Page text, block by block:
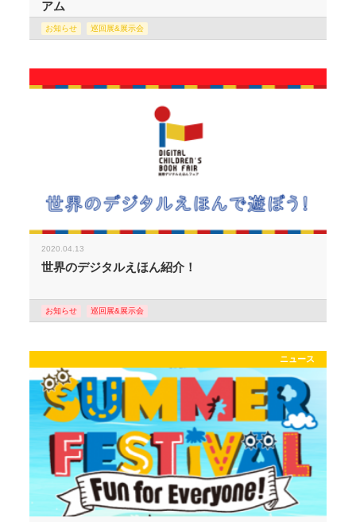
アム
お知らせ 巡回展&展示会
2020.04.13
世界のデジタルえほん紹介！
お知らせ 巡回展&展示会
ニュース